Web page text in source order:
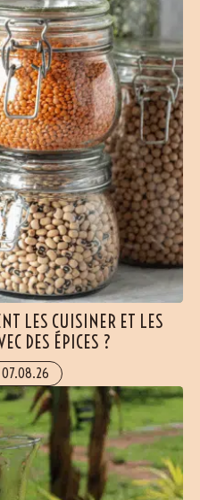
LES CUISINER ET LES
DES ÉPICES ?
07.08.26